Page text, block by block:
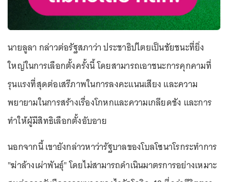
นายลูลา กล่าวต่อรัฐสภาว่า ประชาธิปไตยเป็นชัยชนะที่ยิ่ง
ใหญ่ในการเลือกตั้งครั้งนี้ โดยสามารถเอาชนะการคุกคามที่
รุนแรงที่สุดต่อเสรีภาพในการลงคะแนนเสียง และความ
พยายามในการสร้างเรื่องโกหกและความเกลียดชัง และการ
ทำให้ผู้มีสิทธิเลือกตั้งอับอาย
นอกจากนี้ เขายังกล่าวหาว่ารัฐบาลของโบลโซนาโรกระทำการ
"ฆ่าล้างเผ่าพันธุ์" โดยไม่สามารถดำเนินมาตรการอย่างเหมาะ